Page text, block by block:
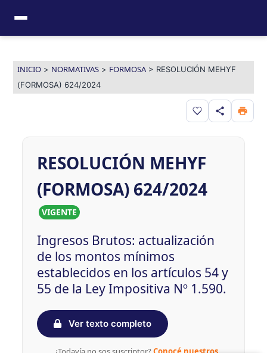
contenido
INICIO> NORMATIVAS> FORMOSA> RESOLUCIÓN MEHYF
(FORMOSA) 624/2024
Guardar en
RESOLUCIÓN MEHYF
(FORMOSA) 624/2024
VIGENTE
Ingresos Brutos: actualización
de los montos mínimos
establecidos en los artículos 54 y
55 de la Ley Impositiva Nº 1.590.
Ver texto completo